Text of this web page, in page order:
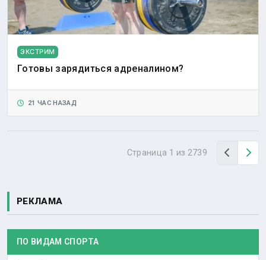
ЭКСТРИМ
Готовы зарядиться адреналином?
21 ЧАС НАЗАД
Страница 1 из 2739 Назад
РЕКЛАМА
ПО ВИДАМ СПОРТА